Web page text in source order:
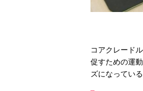
コアクレード
促すための運
ズになっている